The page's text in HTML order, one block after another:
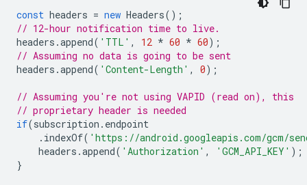
const headers = new Headers();
// 12-hour notification time to live.
headers .append( 'TTL' , 12 * 60 * 60);
// Assuming no data is going to be sent
headers .append( 'Content-Length' , 0);
// Assuming you're not using VAPID (read on), this
// proprietary header is needed
if(subscription . endpoint
. indexOf( 'https://android.googleapis.com/gcm/
headers .append( 'Authorization' , 'GCM_API_KEY' );
}